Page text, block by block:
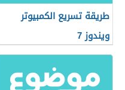
طريقة تسريع الكمبيوتر
ويندوز 7